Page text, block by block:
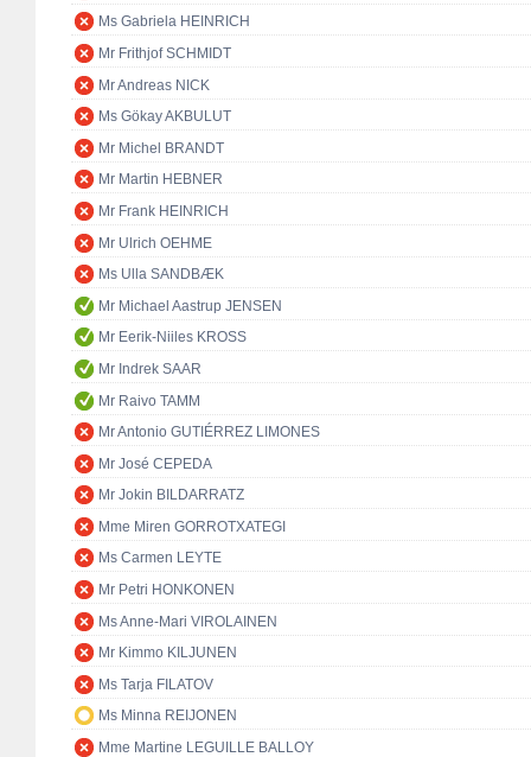
Ms Gabriela HEINRICH
Mr Frithjof SCHMIDT
Mr Andreas NICK
Ms Gökay AKBULUT
Mr Michel BRANDT
Mr Martin HEBNER
Mr Frank HEINRICH
Mr Ulrich OEHME
Ms Ulla SANDBÆK
Mr Michael Aastrup JENSEN
Mr Eerik-Niiles KROSS
Mr Indrek SAAR
Mr Raivo TAMM
Mr Antonio GUTIÉRREZ LIMONES
Mr José CEPEDA
Mr Jokin BILDARRATZ
Mme Miren GORROTXATEGI
Ms Carmen LEYTE
Mr Petri HONKONEN
Ms Anne-Mari VIROLAINEN
Mr Kimmo KILJUNEN
Ms Tarja FILATOV
Ms Minna REIJONEN
Mme Martine LEGUILLE BALLOY